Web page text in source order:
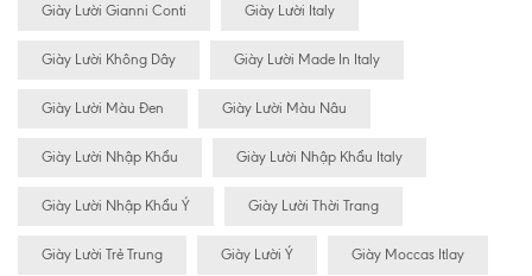
Giày Lười Gianni Conti Giày Lười Italy
Giày Lười Không Dây Giày Lười Made In Italy
Giày Lười Màu Đen Giày Lười Màu Nâu
Giày Lười Nhập Khẩu Giày Lười Nhập Khẩu Italy
Giày Lười Nhập Khẩu Ý Giày Lười Thời Trang
Giày Lười Trẻ Trung Giày Lười Ý Giày Moccas Itlay